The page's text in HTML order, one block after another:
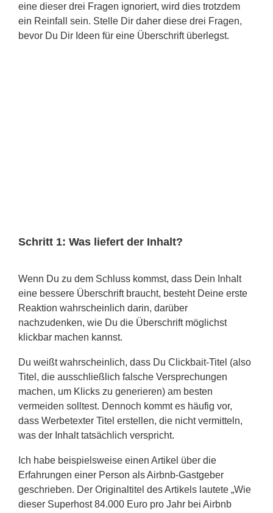
eine dieser drei Fragen ignoriert, wird dies trotzdem
ein Reinfall sein. Stelle Dir daher diese drei Fragen,
bevor Du Dir Ideen für eine Überschrift überlegst.
Schritt 1: Was liefert der Inhalt?
Wenn Du zu dem Schluss kommst, dass Dein Inhalt
eine bessere Überschrift braucht, besteht Deine erste
Reaktion wahrscheinlich darin, darüber
nachzudenken, wie Du die Überschrift möglichst
klickbar machen kannst.
Du weißt wahrscheinlich, dass Du Clickbait-Titel (also
Titel, die ausschließlich falsche Versprechungen
machen, um Klicks zu generieren) am besten
vermeiden solltest. Dennoch kommt es häufig vor,
dass Werbetexter Titel erstellen, die nicht vermitteln,
was der Inhalt tatsächlich verspricht.
Ich habe beispielsweise einen Artikel über die
Erfahrungen einer Person als Airbnb-Gastgeber
geschrieben. Der Originaltitel des Artikels lautete „Wie
dieser Superhost 84.000 Euro pro Jahr bei Airbnb